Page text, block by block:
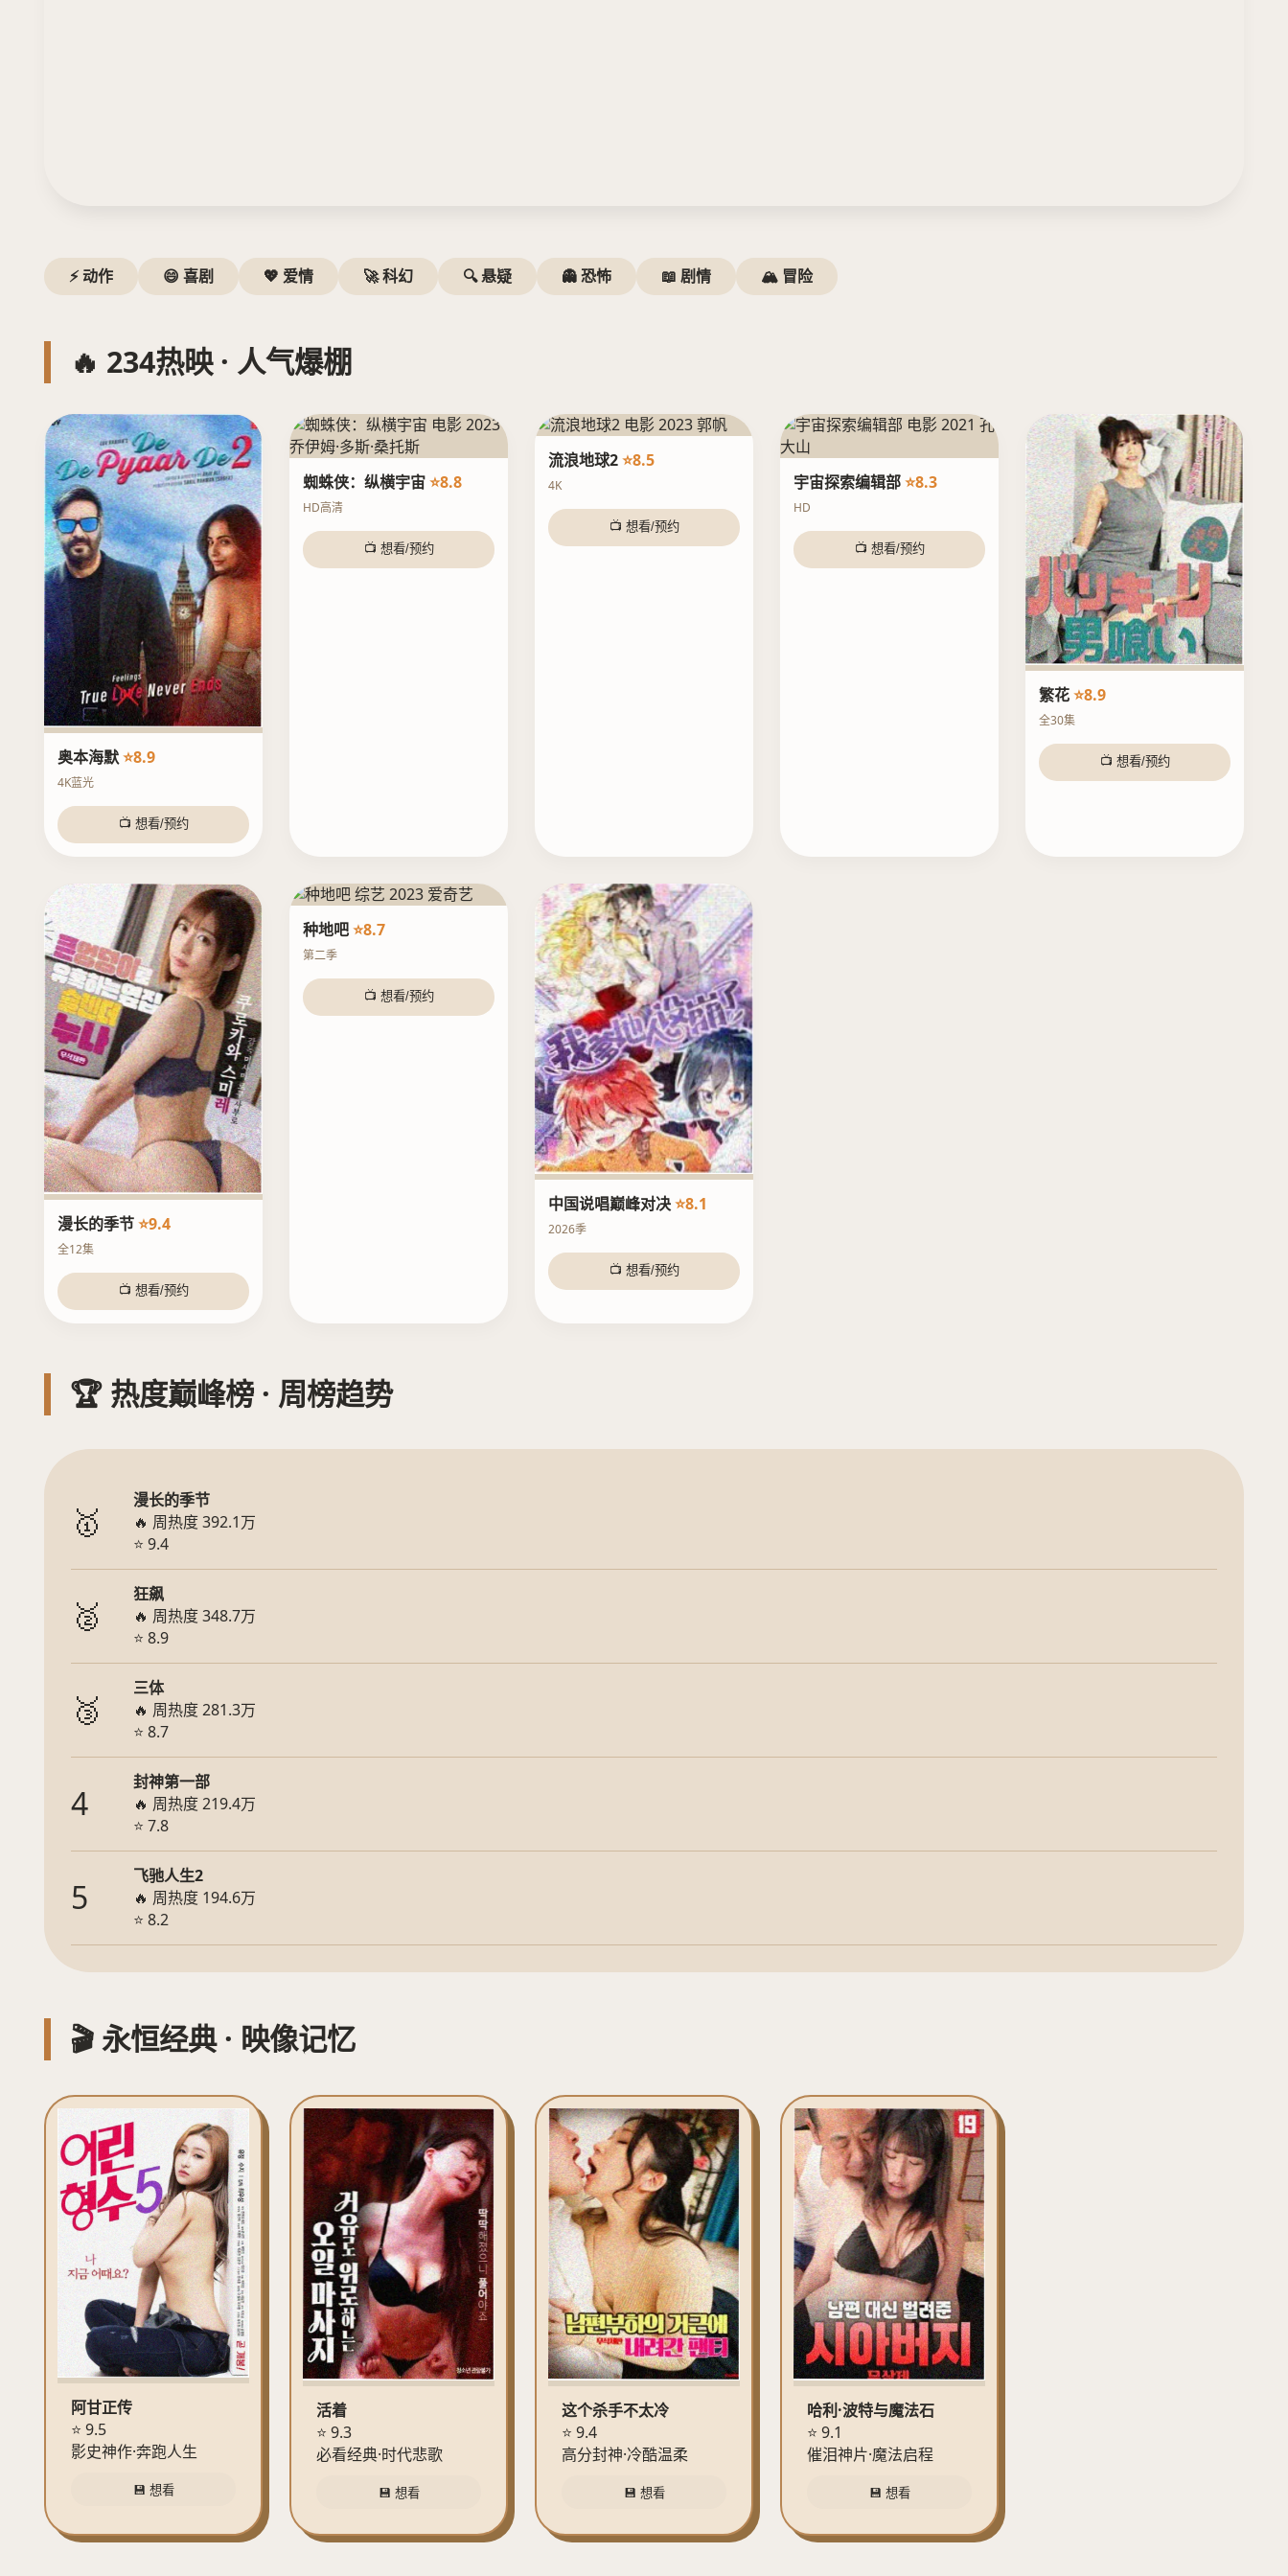
⚡ 动作 😄 喜剧 💖 爱情 🚀 科幻 🔍 悬疑 👻 恐怖 📖 剧情 🏔️ 冒险
🔥 234热映 · 人气爆棚
奥本海默⭐8.9
4K蓝光
📺 想看/预约
蜘蛛侠：纵横宇宙⭐8.8
HD高清
📺 想看/预约
流浪地球2⭐8.5
4K
📺 想看/预约
宇宙探索编辑部⭐8.3
HD
📺 想看/预约
繁花⭐8.9
全30集
📺 想看/预约
漫长的季节⭐9.4
全12集
📺 想看/预约
种地吧⭐8.7
第二季
📺 想看/预约
中国说唱巅峰对决⭐8.1
2026季
📺 想看/预约
🏆 热度巅峰榜 · 周榜趋势
🥇
漫长的季节
🔥 周热度 392.1万
⭐ 9.4
🥈
狂飙
🔥 周热度 348.7万
⭐ 8.9
🥉
三体
🔥 周热度 281.3万
⭐ 8.7
4
封神第一部
🔥 周热度 219.4万
⭐ 7.8
5
飞驰人生2
🔥 周热度 194.6万
⭐ 8.2
🎬 永恒经典 · 映像记忆
阿甘正传
⭐ 9.5
影史神作·奔跑人生
💾 想看
活着
⭐ 9.3
必看经典·时代悲歌
💾 想看
这个杀手不太冷
⭐ 9.4
高分封神·冷酷温柔
💾 想看
哈利·波特与魔法石
⭐ 9.1
催泪神片·魔法启程
💾 想看